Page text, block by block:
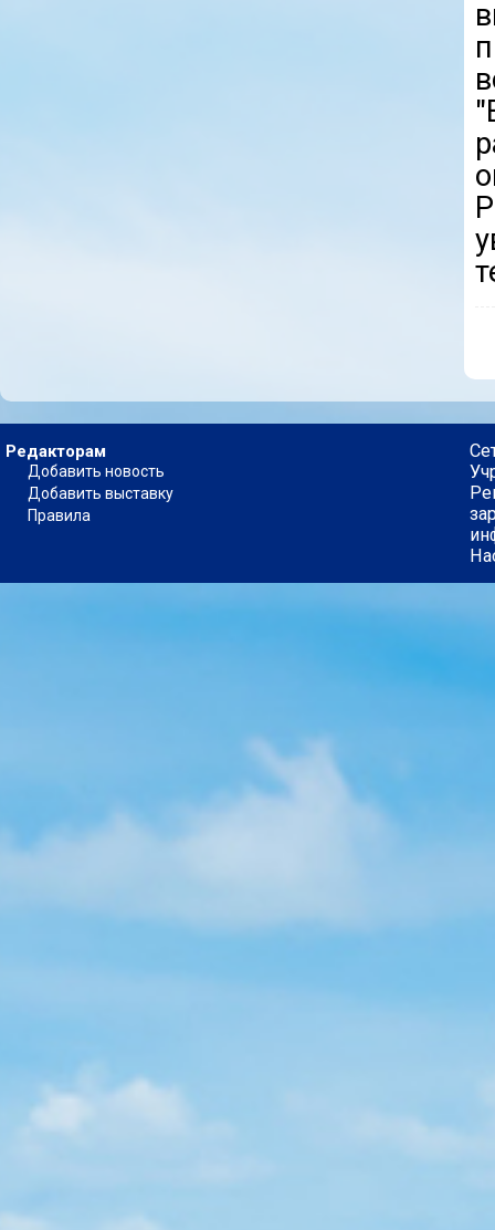
Редакторам
Добавить новость
Добавить выставку
Правила